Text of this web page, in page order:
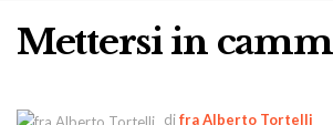
Mettersi in
difra Alberto Tortelli